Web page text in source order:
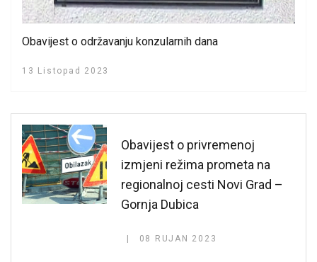
Obavijest o održavanju konzularnih dana
13 Listopad 2023
Obavijest o privremenoj
izmjeni režima prometa na
regionalnoj cesti Novi Grad –
Gornja Dubica
08 RUJAN 2023